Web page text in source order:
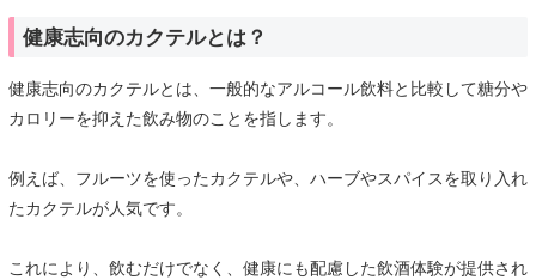
健康志向のカクテルとは？
健康志向のカクテルとは、一般的なアルコール飲料と比較して糖分や
カロリーを抑えた飲み物のことを指します。
例えば、フルーツを使ったカクテルや、ハーブやスパイスを取り入れ
たカクテルが人気です。
これにより、飲むだけでなく、健康にも配慮した飲酒体験が提供され